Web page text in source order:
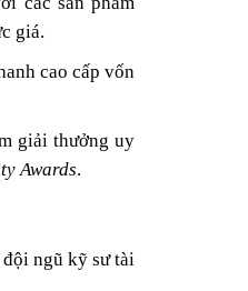
giá.
cao cấp vốn
giải thưởng uy
Awards.
ngũ kỹ sư tài